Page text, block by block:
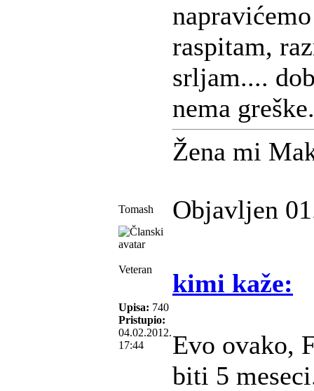
raspitam,
srljam....
nema
Žena mi
Tomash Objavljen
Veteran
Upisa: 740
Pristupio:
04.02.2012.
17:44
kimi kaže:
Evo ovako,
biti 5